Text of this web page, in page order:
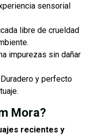
sensorial
libre de crueldad
impurezas sin dañar
y perfecto
Mora?
recientes y